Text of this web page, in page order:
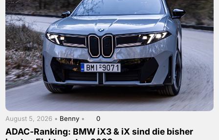
August 5, 2026 • Benny • 0
ADAC-Ranking: BMW iX3 & iX sind die bisher